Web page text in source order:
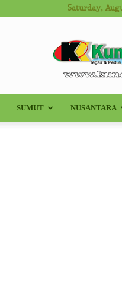
Saturday,
SUMUT NUSANTARA